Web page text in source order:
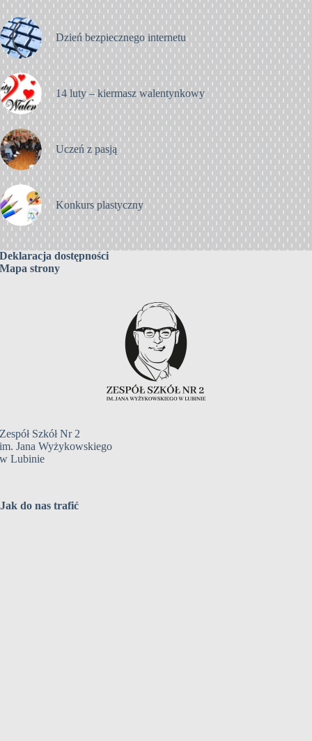
Dzień bezpiecznego internetu
14 luty – kiermasz walentynkowy
Uczeń z pasją
Konkurs plastyczny
Deklaracja dostępności
Mapa strony
Zespół Szkół Nr 2
im. Jana Wyżykowskiego
w Lubinie
Jak do nas trafić